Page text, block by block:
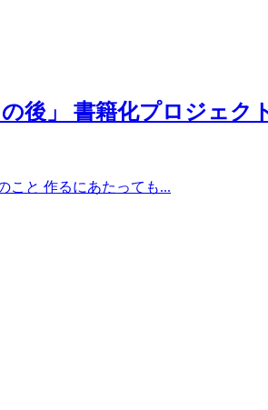
後」 書籍化プロジェクト
こと 作るにあたっても...